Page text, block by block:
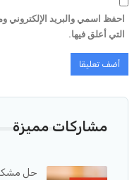
احفظ اسمي والبريد الإلكتروني
التي أعلق فيها.
مشاركات مميزة
حل